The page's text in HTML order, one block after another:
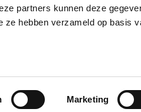
partners kunnen deze
ze hebben verzameld op basis
Marketing